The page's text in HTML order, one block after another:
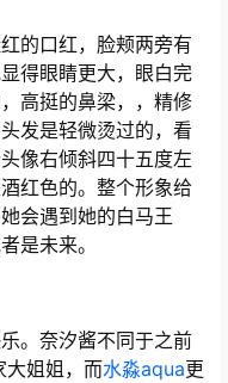
的口红，脸颊两旁有
得眼睛更大，眼白完
高挺的鼻梁，，精修
发是轻微烫过的，看
像右倾斜四十五度左
红色的。整个形象给
会遇到她的白马王
是未来。
。奈汐酱不同于之前
大姐姐，而水淼aqua更